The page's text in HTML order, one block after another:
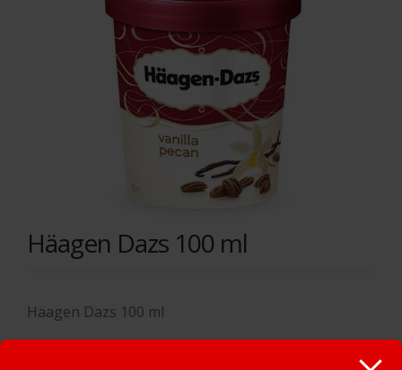
Häagen Dazs 100 ml
Häagen Dazs 100 ml